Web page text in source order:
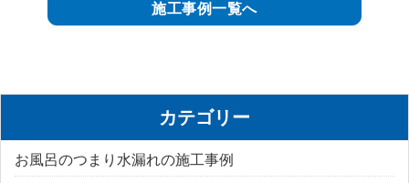
施工事例一覧へ
カテゴリー
お風呂のつまり水漏れの施工事例